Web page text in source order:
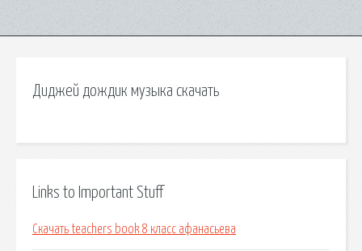
Диджей дождик музыка скачать
Links to Important Stuff
Скачать teachers book 8 класс афанасьева